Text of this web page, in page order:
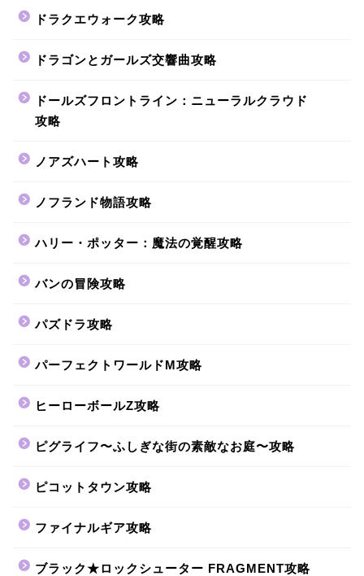
ドラクエウォーク攻略
ドラゴンとガールズ交響曲攻略
ドールズフロントライン：ニューラルクラウド
攻略
ノアズハート攻略
ノフランド物語攻略
ハリー・ポッター：魔法の覚醒攻略
バンの冒険攻略
パズドラ攻略
パーフェクトワールドM攻略
ヒーローボールZ攻略
ピグライフ〜ふしぎな街の素敵なお庭〜攻略
ピコットタウン攻略
ファイナルギア攻略
ブラック★ロックシューター FRAGMENT攻略